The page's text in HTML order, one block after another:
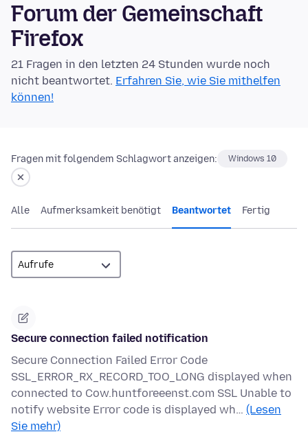
Forum der Gemeinschaft
Firefox
21 Fragen in den letzten 24 Stunden wurde noch
nicht beantwortet. Erfahren Sie, wie Sie mithelfen
können!
Fragen mit folgendem Schlagwort anzeigen: Windows 10
Alle Aufmerksamkeit benötigt Beantwortet Fertig
Secure connection failed notification
Secure Connection Failed Error Code
SSL_ERROR_RX_RECORD_TOO_LONG displayed when
connected to Cow.huntforeeenst.com SSL Unable to
notify website Error code is displayed wh… (Lesen
Sie mehr)